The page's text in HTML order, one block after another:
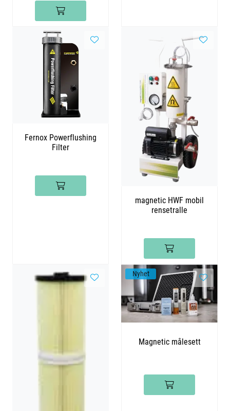
Fernox Powerflushing
Filter
magnetic HWF mobil
rensetralle
Nyhet
Magnetic målesett
Salgsbetingelser